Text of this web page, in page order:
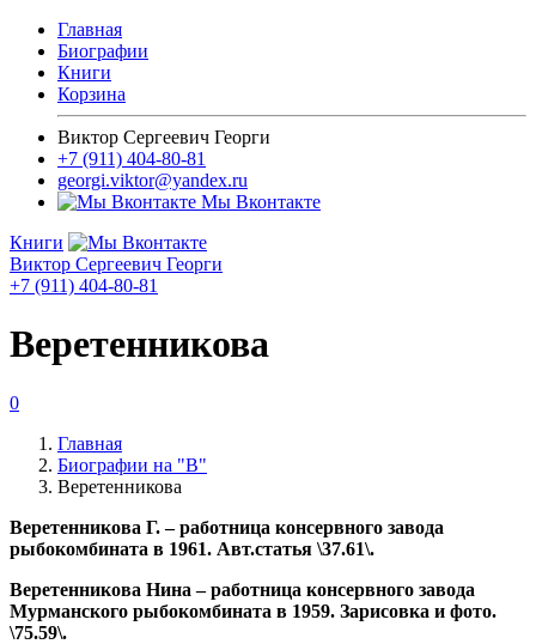
Главная
Биографии
Книги
Корзина
Виктор Сергеевич Георги
+7 (911) 404-80-81
georgi.viktor@yandex.ru
Мы Вконтакте
Книги
Виктор Сергеевич Георги
+7 (911) 404-80-81
Веретенникова
0
Главная
Биографии на "В"
Веретенникова
Веретенникова Г. – работница консервного завода
рыбокомбината в 1961. Авт.статья \37.61\.
Веретенникова Нина – работница консервного завода
Мурманского рыбокомбината в 1959. Зарисовка и фото.
\75.59\.